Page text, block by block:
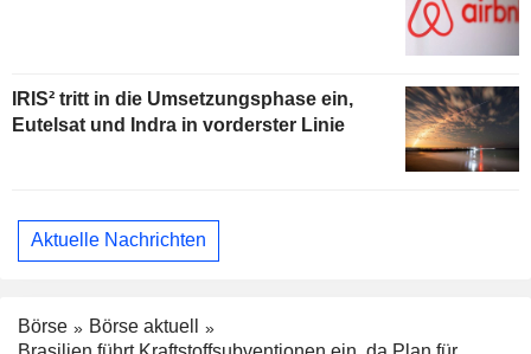
IRIS² tritt in die Umsetzungsphase ein,
Eutelsat und Indra in vorderster Linie
Aktuelle Nachrichten
Börse
Börse aktuell